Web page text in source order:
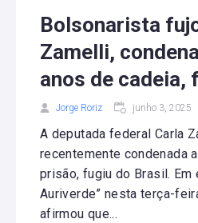
Bolsonarista
Zamelli,
anos de cadeia,
Jorge Roriz junho 3, 2025
A deputada federal Carla
recentemente condenada
prisão, fugiu do Brasil. Em
Auriverde” nesta terça-
afirmou que...